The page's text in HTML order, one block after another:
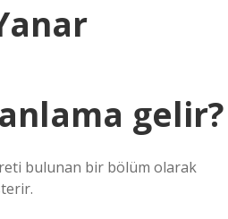
gelir?
bulunan bir bölüm olarak